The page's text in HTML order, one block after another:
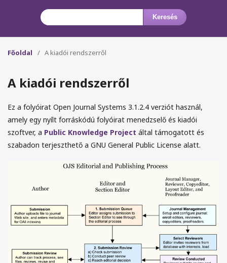
Keresés
Főoldal / A kiadói rendszerről
A kiadói rendszerről
Ez a folyóirat Open Journal Systems 3.1.2.4 verziót használ,
amely egy nyílt forráskódú folyóirat menedzselő és kiadói
szoftver, a Public Knowledge Project által támogatott és
szabadon terjeszthető a GNU General Public License alatt.